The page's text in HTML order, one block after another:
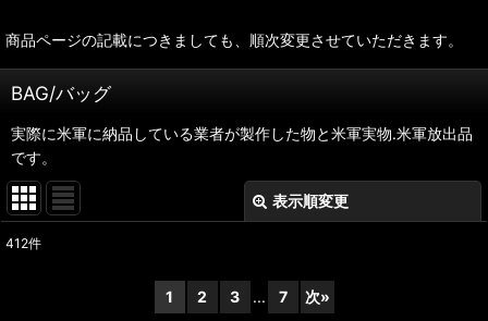
商品ページの記載につきましても、順次変更させていただきます。
BAG/バッグ
実際に米軍に納品している業者が製作した物と米軍実物.米軍放出品
です。
表示順変更
412件
1 2 3 ... 7 次»